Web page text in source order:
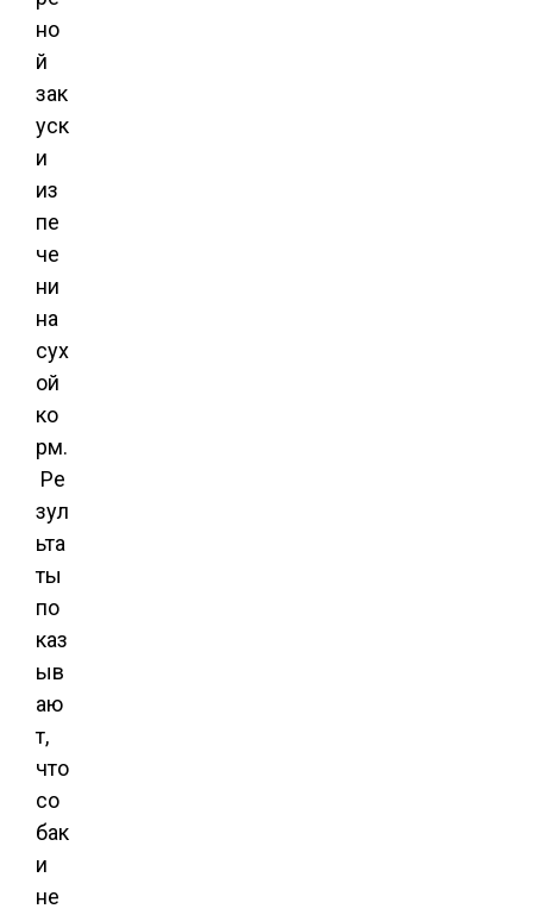
но
й
зак
уск
и
из
пе
че
ни
на
сух
ой
ко
рм.
Ре
зул
ьта
ты
по
каз
ыв
аю
т,
что
со
бак
и
не